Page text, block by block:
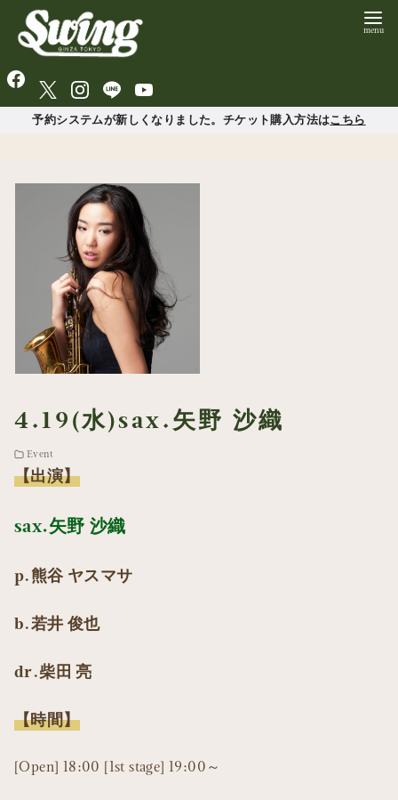
予約システムが新しくなりました。チケット購入方法はこちら
4.19(水)sax.矢野 沙織
Event
【出演】
sax.矢野 沙織
p.熊谷 ヤスマサ
b.若井 俊也
dr.柴田 亮
【時間】
[Open] 18:00 [1st stage] 19:00～